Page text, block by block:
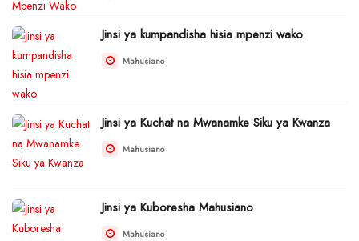
Jinsi ya kumpandisha hisia mpenzi wako
Mahusiano
Jinsi ya Kuchat na Mwanamke Siku ya Kwanza
Mahusiano
Jinsi ya Kuboresha Mahusiano
Mahusiano